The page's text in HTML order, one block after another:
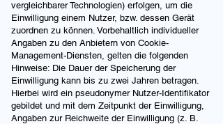
vergleichbarer Technologien) erfolgen, um die
Einwilligung einem Nutzer, bzw. dessen Gerät
zuordnen zu können. Vorbehaltlich individueller
Angaben zu den Anbietern von Cookie-
Management-Diensten, gelten die folgenden
Hinweise: Die Dauer der Speicherung der
Einwilligung kann bis zu zwei Jahren betragen.
Hierbei wird ein pseudonymer Nutzer-Identifikator
gebildet und mit dem Zeitpunkt der Einwilligung,
Angaben zur Reichweite der Einwilligung (z. B.